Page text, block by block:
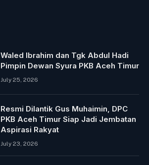
Waled Ibrahim dan Tgk Abdul Hadi
Pimpin Dewan Syura PKB Aceh Timur
July 25, 2026
Resmi Dilantik Gus Muhaimin, DPC
PKB Aceh Timur Siap Jadi Jembatan
Aspirasi Rakyat
July 23, 2026